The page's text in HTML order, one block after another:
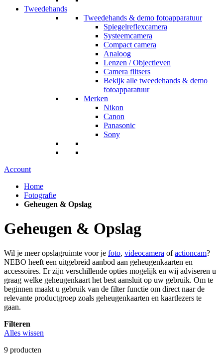
Tweedehands
Tweedehands & demo fotoapparatuur
Spiegelreflexcamera
Systeemcamera
Compact camera
Analoog
Lenzen / Objectieven
Camera flitsers
Bekijk alle tweedehands & demo
fotoapparatuur
Merken
Nikon
Canon
Panasonic
Sony
Account
Home
Fotografie
Geheugen & Opslag
Geheugen & Opslag
Wil je meer opslagruimte voor je foto, videocamera ofactioncam?
NEBO heeft een uitgebreid aanbod aan geheugenkaarten en
accessoires. Er zijn verschillende opties mogelijk en wij adviseren u
graag welke geheugenkaart het best aansluit op uw gebruik. Om te
beginnen maakt u gebruik van de filter functie om direct naar de
relevante productgroep zoals geheugenkaarten en kaartlezers te
gaan.
Filteren
Alles wissen
9 producten